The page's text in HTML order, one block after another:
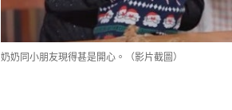
奶奶同小朋友現得甚是開心。（影片截圖）